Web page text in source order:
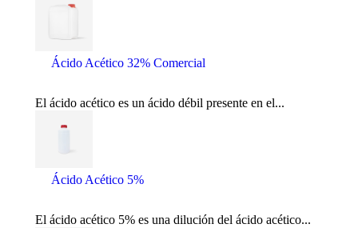
Ácido Acético 32% Comercial
El ácido acético es un ácido débil presente en el...
Ácido Acético 5%
El ácido acético 5% es una dilución del ácido acético...